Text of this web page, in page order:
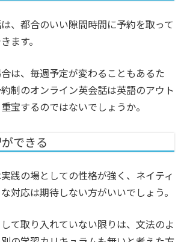
、都合のいい隙間時間に予約を取って
ます。
は、毎週予定が変わることもあるた
制のオンライン英会話は英語のアウト
宝するのではないでしょうか。
できる
践の場としての性格が強く、ネイティ
対応は期待しない方がいいでしょう。
て取り入れていない限りは、文法のよ